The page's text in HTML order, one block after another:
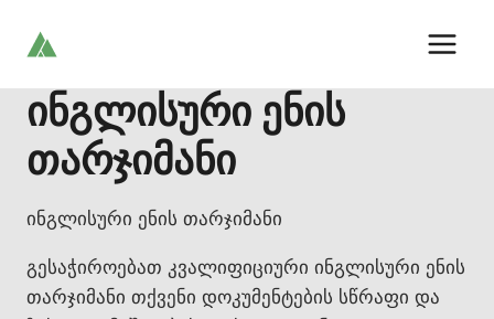
ინგლისური ენის
თარჯიმანი
ინგლისური ენის თარჯიმანი
გესაჭიროებათ კვალიფიციური ინგლისური ენის
თარჯიმანი თქვენი დოკუმენტების სწრაფი და